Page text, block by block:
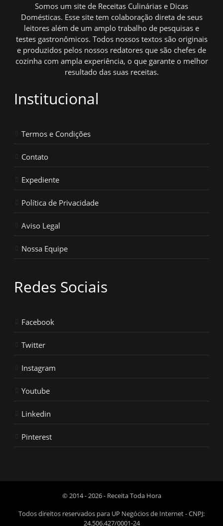
Somos um site de Receitas Culinárias e Dicas
Domésticas. Esse site tem colaboração direta de seus
leitores além de um amplo trabalho de pesquisas e
testes gastronômicos. Todos nossos textos são originais
e produzidos pelos nossos redatores que são chefes de
cozinha com ampla experiência, o que garante o melhor
resultado das suas receitas.
Institucional
Termos e Condições
Contato
Expediente
Política de Privacidade
Aviso Legal
Nossa Equipe
Redes Sociais
Facebook
Twitter
Instagram
Youtube
Linkedin
Pinterest
© 2014 - 2026 - Receita Toda Hora
Todos direitos reservados para UP Negócios de Internet - CNPJ:
24.506.427/0001-24